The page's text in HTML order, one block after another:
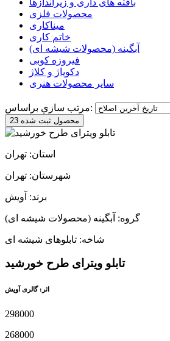
بافته های داری و زیراندازها
محصولات فلزی
میناکاری
خاتم کاری
آبگینه (محصولات شیشه ای)
فیروزه کوبی
دکوپاژ و کلاژ
سایر محصولات هنری
مرتب سازي براساس:
23 محصول ثبت شده
استان: تهران
شهرستان: تهران
برند: آویش
گروه: آبگینه (محصولات شیشه ای)
شاخه: تابلوهای شیشه ای
تابلو ویترای طرح خورشید
اثر: گالری آویش
298000
268000